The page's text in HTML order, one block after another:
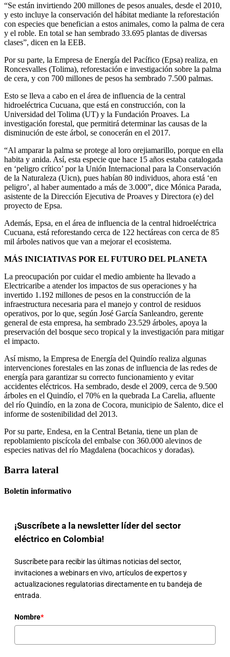
“Se están invirtiendo 200 millones de pesos anuales, desde el 2010,
y esto incluye la conservación del hábitat mediante la reforestación
con especies que benefician a estos animales, como la palma de cera
y el roble. En total se han sembrado 33.695 plantas de diversas
clases”, dicen en la EEB.
Por su parte, la Empresa de Energía del Pacífico (Epsa) realiza, en
Roncesvalles (Tolima), reforestación e investigación sobre la palma
de cera, y con 700 millones de pesos ha sembrado 7.500 palmas.
Esto se lleva a cabo en el área de influencia de la central
hidroeléctrica Cucuana, que está en construcción, con la
Universidad del Tolima (UT) y la Fundación Proaves. La
investigación forestal, que permitirá determinar las causas de la
disminución de este árbol, se conocerán en el 2017.
“Al amparar la palma se protege al loro orejiamarillo, porque en ella
habita y anida. Así, esta especie que hace 15 años estaba catalogada
en ‘peligro crítico’ por la Unión Internacional para la Conservación
de la Naturaleza (Uicn), pues habían 80 individuos, ahora está ‘en
peligro’, al haber aumentado a más de 3.000”, dice Mónica Parada,
asistente de la Dirección Ejecutiva de Proaves y Directora (e) del
proyecto de Epsa.
Además, Epsa, en el área de influencia de la central hidroeléctrica
Cucuana, está reforestando cerca de 122 hectáreas con cerca de 85
mil árboles nativos que van a mejorar el ecosistema.
MÁS INICIATIVAS POR EL FUTURO DEL PLANETA
La preocupación por cuidar el medio ambiente ha llevado a
Electricaribe a atender los impactos de sus operaciones y ha
invertido 1.192 millones de pesos en la construcción de la
infraestructura necesaria para el manejo y control de residuos
operativos, por lo que, según José García Sanleandro, gerente
general de esta empresa, ha sembrado 23.529 árboles, apoya la
preservación del bosque seco tropical y la investigación para mitigar
el impacto.
Así mismo, la Empresa de Energía del Quindío realiza algunas
intervenciones forestales en las zonas de influencia de las redes de
energía para garantizar su correcto funcionamiento y evitar
accidentes eléctricos. Ha sembrado, desde el 2009, cerca de 9.500
árboles en el Quindío, el 70% en la quebrada La Carelia, afluente
del río Quindío, en la zona de Cocora, municipio de Salento, dice el
informe de sostenibilidad del 2013.
Por su parte, Endesa, en la Central Betania, tiene un plan de
repoblamiento piscícola del embalse con 360.000 alevinos de
especies nativas del río Magdalena (bocachicos y doradas).
Barra lateral
Boletín informativo
¡Suscríbete a la newsletter líder del sector
eléctrico en Colombia!
Suscríbete para recibir las últimas noticias del sector,
invitaciones a webinars en vivo, artículos de expertos y
actualizaciones regulatorias directamente en tu bandeja de
entrada.
Nombre*